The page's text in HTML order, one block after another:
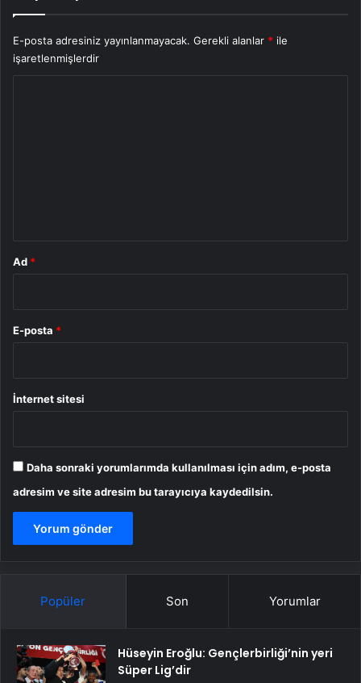
E-posta adresiniz yayınlanmayacak. Gerekli alanlar * ile
işaretlenmişlerdir
Ad *
E-posta *
İnternet sitesi
Daha sonraki yorumlarımda kullanılması için adım, e-posta
adresim ve site adresim bu tarayıcıya kaydedilsin.
Popüler Son Yorumlar
Hüseyin Eroğlu: Gençlerbirliği’nin yeri
Süper Lig’dir